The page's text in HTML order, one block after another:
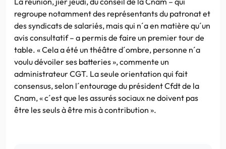
regroupe notamment des représentants du patronat et
des syndicats de salariés, mais qui n´a en matière qu´un
avis consultatif – a permis de faire un premier tour de
table. « Cela a été un théâtre d´ombre, personne n´a
voulu dévoiler ses batteries », commente un
administrateur CGT. La seule orientation qui fait
consensus, selon l´entourage du président Cfdt de la
Cnam, « c´est que les assurés sociaux ne doivent pas
être les seuls à être mis à contribution ».